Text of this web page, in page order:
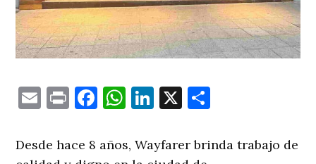
EmailPrintFacebook
WhatsApp
LinkedIn
X
Desde hace 8 años, Wayfarer brinda trabajo de